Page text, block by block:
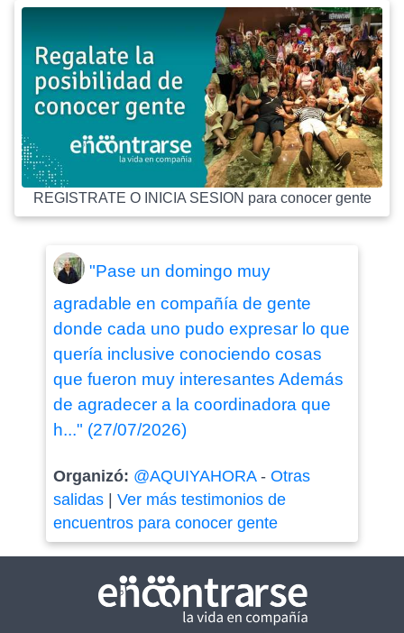
REGISTRATE O INICIA SESION para conocer gente
"Pase un domingo muy
agradable en compañía de gente
donde cada uno pudo expresar lo que
quería inclusive conociendo cosas
que fueron muy interesantes Además
de agradecer a la coordinadora que
h..." (27/07/2026)
Organizó: @AQUIYAHORA- Otras
salidas| Ver más testimonios de
encuentros para conocer gente